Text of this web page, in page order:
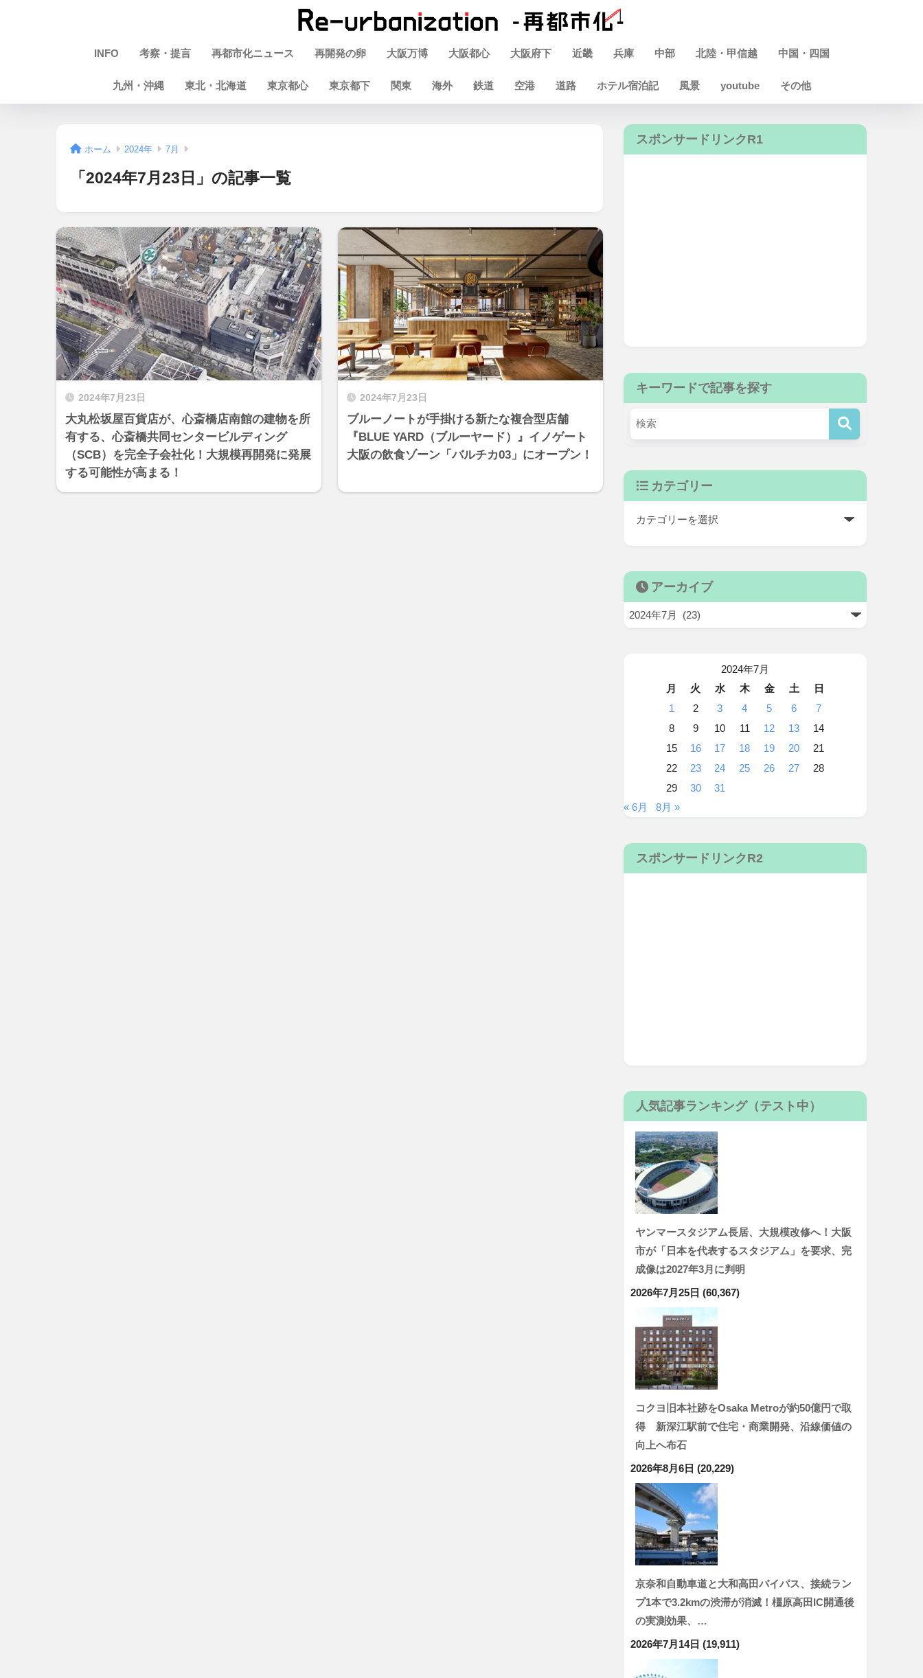
INFO 考察・提言 再都市化ニュース 再開発の卵 大阪万博 大阪都心 大阪府下 近畿 兵庫 中部 北陸・甲信越 中国・四国
九州・沖縄 東北・北海道 東京都心 東京都下 関東 海外 鉄道 空港 道路 ホテル宿泊記 風景 youtube その他
ホーム 2024年 7月
「2024年7月23日」の記事一覧
2024年7月23日
大丸松坂屋百貨店が、心斎橋店南館の建物を所
有する、心斎橋共同センタービルディング
（SCB）を完全子会社化！大規模再開発に発展
する可能性が高まる！
2024年7月23日
ブルーノートが手掛ける新たな複合型店舗
『BLUE YARD（ブルーヤード）』イノゲート
大阪の飲食ゾーン「バルチカ03」にオープン！
スポンサードリンクR1
キーワードで記事を探す
カテゴリー
アーカイブ
2024年7月
月
火 水 木 金 土
日
1
2 3 4 5 6
7
8
9 10 11 12 13
14
15
16 17 18 19 20
21
22
23 24 25 26 27
28
29
30
31
« 6月
8月 »
スポンサードリンクR2
人気記事ランキング（テスト中）
ヤンマースタジアム長居、大規模改修へ！大阪
市が「日本を代表するスタジアム」を要求、完
成像は2027年3月に判明
2026年7月25日 (60,367)
コクヨ旧本社跡をOsaka Metroが約50億円で取
得 新深江駅前で住宅・商業開発、沿線価値の
向上へ布石
2026年8月6日 (20,229)
京奈和自動車道と大和高田バイパス、接続ラン
プ1本で3.2kmの渋滞が消滅！橿原高田IC開通後
の実測効果、…
2026年7月14日 (19,911)